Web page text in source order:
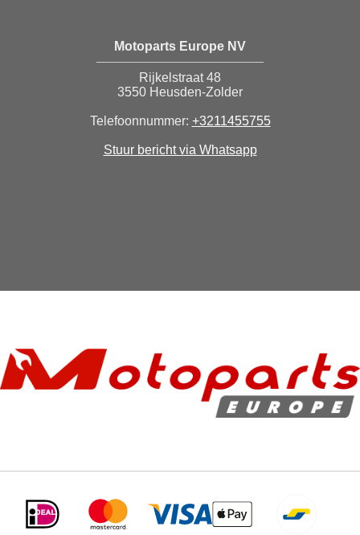
Motoparts Europe NV
Rijkelstraat 48
3550 Heusden-Zolder
Telefoonnummer: +3211455755
Stuur bericht via Whatsapp